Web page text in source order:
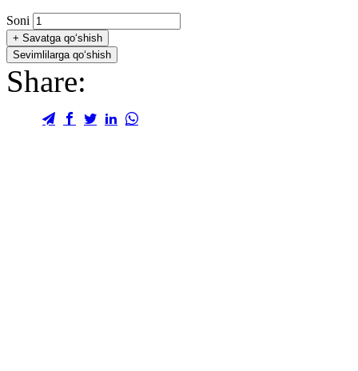
Soni
+ Savatga qo‘shish
Sevimlilarga qo‘shish
Share: